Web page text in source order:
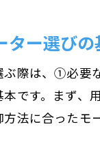
ター選び
ぶ際は、①必
です。まず、
法に合ったモ